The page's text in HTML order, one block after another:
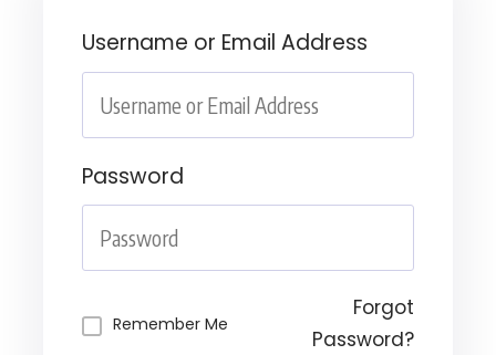
Username or Email Address
Password
Remember Me
Forgot
Password?